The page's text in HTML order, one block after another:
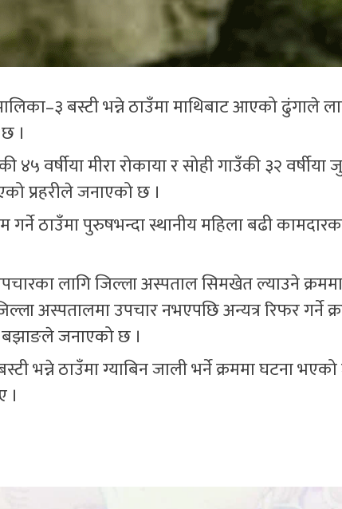
बस्टी भन्ने ठाउँमा माथिबाट आएको ढुंगाले
।
वर्षीया मीरा रोकाया र सोही गाउँकी ३२ वर्षीया
प्रहरीले जनाएको छ ।
ठाउँमा पुरुषभन्दा स्थानीय महिला बढी
लागि जिल्ला अस्पताल सिमखेत ल्याउने क्रममा
अस्पतालमा उपचार नभएपछि अन्यत्र रिफर गर्ने
बझाङले जनाएको छ ।
भन्ने ठाउँमा ग्याबिन जाली भर्ने क्रममा घटना
।